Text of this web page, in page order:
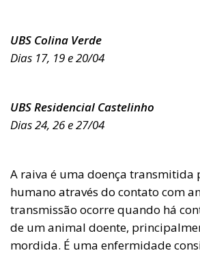
UBS Colina Verde
Dias 17, 19 e 20/04
UBS Residencial Castelinho
Dias 24, 26 e 27/04
A raiva é uma doença transmitida
humano através do contato com
transmissão ocorre quando há
de um animal doente,
mordida. É uma enfermidade